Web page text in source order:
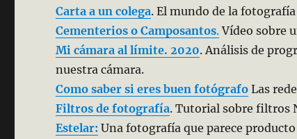
Carta a un colega. El mundo de la
Cementerios o Camposantos.Vídeo sobre
Mi cámara al límite. 2020. Análisis de
nuestra cámara.
Como saber si eres buen fotógrafo Las
Filtros de fotografía. Tutorial sobre filtros
Estelar: Una fotografía que parece